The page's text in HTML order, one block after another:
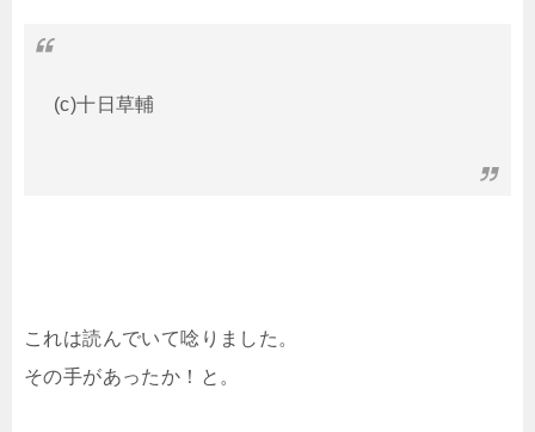
(c)十日草輔
これは読んでいて唸りました。
その手があったか！と。